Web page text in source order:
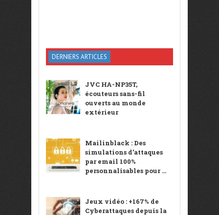
DERNIERS ARTICLES
JVC HA-NP35T,
écouteurs sans-fil
ouverts au monde
extérieur
Mailinblack : Des
simulations d’attaques
par email 100%
personnalisables pour ...
Jeux vidéo : +167% de
Cyberattaques depuis la